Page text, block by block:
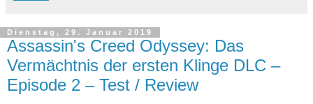
Dienstag, 29. Januar 2019
Assassin's Creed Odyssey: Das
Vermächtnis der ersten Klinge DLC –
Episode 2 – Test / Review